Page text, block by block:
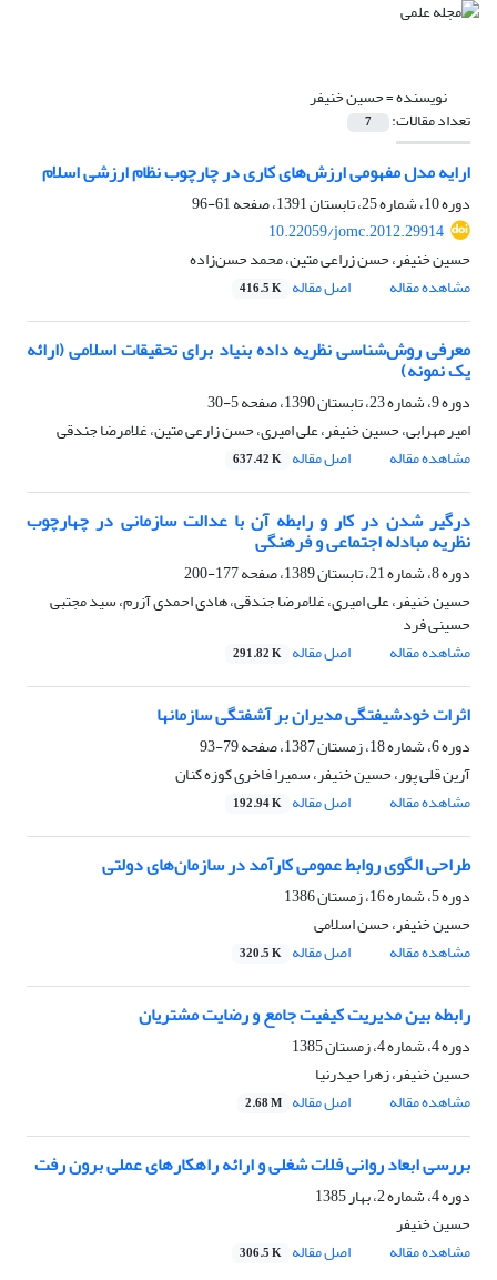
نویسنده =حسین خنیفر
تعداد مقالات: 7
ارایه مدل مفهومی ارزش‌های کاری در چارچوب نظام ارزشی اسلام
دوره 10، شماره 25، تابستان 1391، صفحه
61-96
10.22059/jomc.2012.29914
حسین خنیفر، حسن زراعی متین، محمد حسن‌زاده
مشاهده مقاله
اصل مقاله 416.5 K
معرفی روش‌شناسی نظریه‌ داده بنیاد برای تحقیقات اسلامی (ارائه
یک نمونه)
دوره 9، شماره 23، تابستان 1390، صفحه
5-30
امیر مهرابی، حسین خنیفر، علی امیری، حسن زارعی متین، غلامرضا جندقی
مشاهده مقاله
اصل مقاله 637.42 K
درگیر شدن در کار و رابطه آن با عدالت سازمانی در چهارچوب
نظریه مبادله اجتماعی و فرهنگی
دوره 8، شماره 21، تابستان 1389، صفحه
177-200
حسین خنیفر، علی امیری، غلامرضا جندقی، هادی احمدی آزرم، سید مجتبی
حسینی فرد
مشاهده مقاله
اصل مقاله 291.82 K
اثرات خودشیفتگی مدیران بر آشفتگی سازمانها
دوره 6، شماره 18، زمستان 1387، صفحه
79-93
آرین قلی پور، حسین خنیفر، سمیرا فاخری کوزه کنان
مشاهده مقاله
اصل مقاله 192.94 K
طراحی الگوی روابط عمومی کارآمد در سازمان‌های دولتی
دوره 5، شماره 16، زمستان 1386
حسین خنیفر، حسن اسلامی
مشاهده مقاله
اصل مقاله 320.5 K
رابطه بین مدیریت کیفیت جامع و رضایت مشتریان
دوره 4، شماره 4، زمستان 1385
حسین خنیفر، زهرا حیدرنیا
مشاهده مقاله
اصل مقاله 2.68 M
بررسی ابعاد روانی فلات شغلی و ارائه راهکارهای عملی برون رفت
دوره 4، شماره 2، بهار 1385
حسین خنیفر
مشاهده مقاله
اصل مقاله 306.5 K